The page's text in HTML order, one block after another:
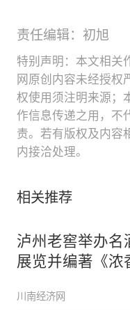
责任编辑：初旭
特别声明：本文相关
网原创内容未经授权
权使用须注明来源；
作信息传递之用，不
责。若有版权及内容
内接洽处理。
相关推荐
泸州老窖举办名
展览并编著《浓
川南经济网